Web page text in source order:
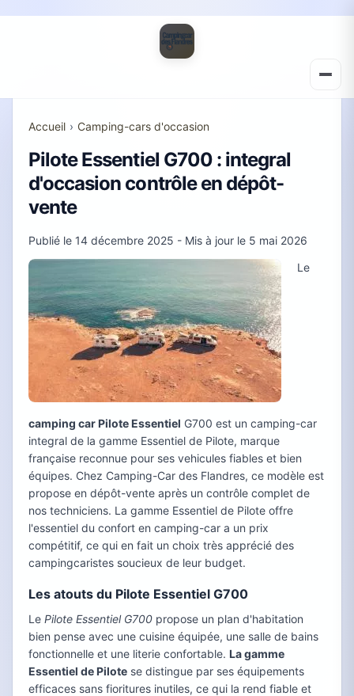
Accueil › Camping-cars d'occasion
Pilote Essentiel G700 : integral
d'occasion contrôle en dépôt-
vente
Publié le 14 décembre 2025 - Mis à jour le 5 mai 2026
Le
camping car Pilote Essentiel G700 est un camping-car
integral de la gamme Essentiel de Pilote, marque
française reconnue pour ses vehicules fiables et bien
équipes. Chez Camping-Car des Flandres, ce modèle est
propose en dépôt-vente après un contrôle complet de
nos techniciens. La gamme Essentiel de Pilote offre
l'essentiel du confort en camping-car a un prix
compétitif, ce qui en fait un choix très apprécié des
campingcaristes soucieux de leur budget.
Les atouts du Pilote Essentiel G700
Le Pilote Essentiel G700 propose un plan d'habitation
bien pense avec une cuisine équipée, une salle de bains
fonctionnelle et une literie confortable. La gamme
Essentiel de Pilote se distingue par ses équipements
efficaces sans fioritures inutiles, ce qui la rend fiable et